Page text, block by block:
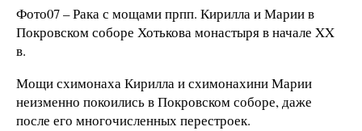
Фото07 – Рака с мощами прпп. Кирилла и Марии в
Покровском соборе Хотькова монастыря в начале XX
в.
Мощи схимонаха Кирилла и схимонахини Марии
неизменно покоились в Покровском соборе, даже
после его многочисленных перестроек.